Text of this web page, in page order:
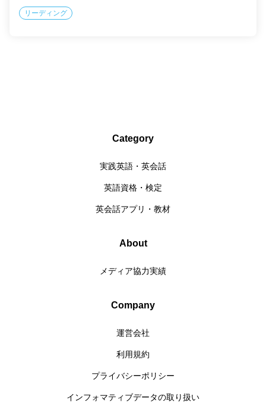
リーディング
Category
実践英語・英会話
英語資格・検定
英会話アプリ・教材
About
メディア協力実績
Company
運営会社
利用規約
プライバシーポリシー
インフォマティブデータの取り扱い